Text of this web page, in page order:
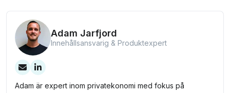
Adam Jarfjord
Innehållsansvarig & Produktexpert
Adam är expert inom privatekonomi med fokus på